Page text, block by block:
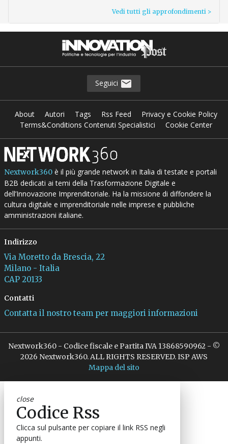
Vedi tutti gli approfondimenti >
Seguici
About Autori Tags Rss Feed
Privacy e Cookie Policy
Terms&Conditions Contenuti Specialistici
Cookie Center
Nextwork360è il più grande network in Italia di testate e portali
B2B dedicati ai temi della Trasformazione Digitale e
dell’Innovazione Imprenditoriale. Ha la missione di diffondere la
cultura digitale e imprenditoriale nelle imprese e pubbliche
amministrazioni italiane.
Indirizzo
Via Moretto da Brescia, 22
Milano - Italia
CAP 20133
Contatti
Contatta il nostro team per maggiori informazioni
Nextwork360 - Codice fiscale e Partita IVA 13868590962 - ©
2026 Nextwork360. ALL RIGHTS RESERVED. ISP AWS
Mappa del sito
close
Codice Rss
Clicca sul pulsante per copiare il link RSS negli
appunti.